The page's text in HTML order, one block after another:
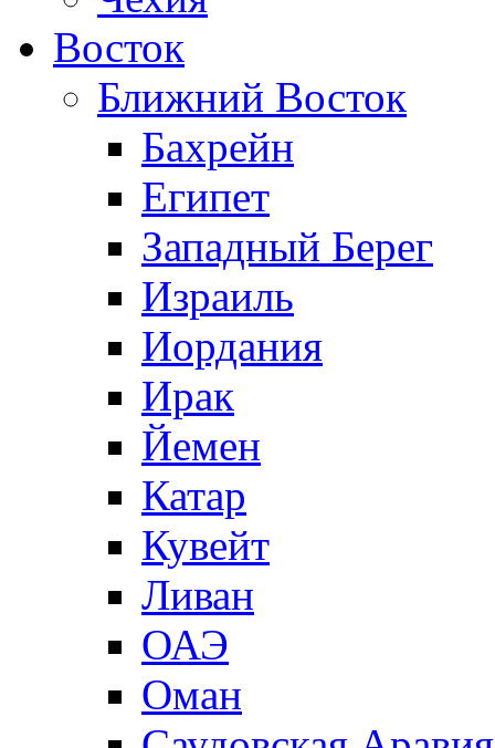
Восток
Ближний Восток
Бахрейн
Египет
Западный Берег
Израиль
Иордания
Ирак
Йемен
Катар
Кувейт
Ливан
ОАЭ
Оман